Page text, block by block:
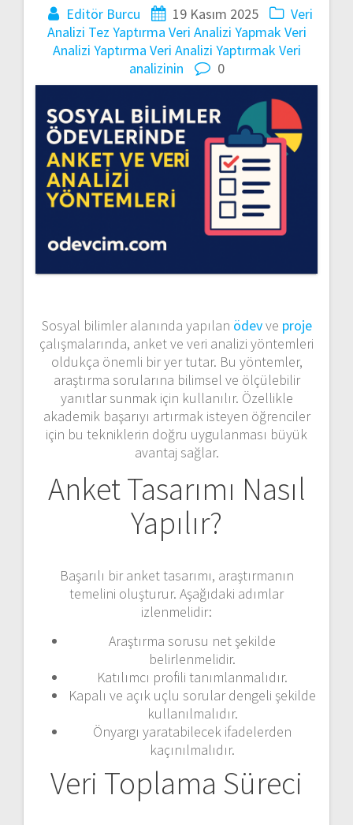
Editör Burcu 19 Kasım 2025
Veri
Analizi Tez Yaptırma Veri Analizi YapmakVeri
Analizi Yaptırma Veri Analizi YaptırmakVeri
analizinin
0
Sosyal bilimler alanında yapılan ödevve proje
çalışmalarında, anket ve veri analizi yöntemleri
oldukça önemli bir yer tutar. Bu yöntemler,
araştırma sorularına bilimsel ve ölçülebilir
yanıtlar sunmak için kullanılır. Özellikle
akademik başarıyı artırmak isteyen öğrenciler
için bu tekniklerin doğru uygulanması büyük
avantaj sağlar.
Anket Tasarımı Nasıl
Yapılır?
Başarılı bir anket tasarımı, araştırmanın
temelini oluşturur. Aşağıdaki adımlar
izlenmelidir:
Araştırma sorusu net şekilde
belirlenmelidir.
Katılımcı profili tanımlanmalıdır.
Kapalı ve açık uçlu sorular dengeli şekilde
kullanılmalıdır.
Önyargı yaratabilecek ifadelerden
kaçınılmalıdır.
Veri Toplama Süreci